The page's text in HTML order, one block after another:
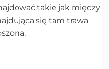
takie jak między
się tam trawa